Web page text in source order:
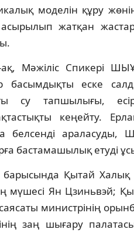
моделін құру
жатқан
Мәжіліс Спикері
басымдықты еске
су тапшылығы,
кеңейту.
белсенді араласуды,
бастамашылық етуді
барысында Қытай Халық
мүшесі Ян Цзиньвэй;
министрінің
заң шығару